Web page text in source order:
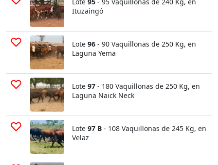
Ituzaingó
Lote 96 - 90 Vaquillonas de 250 Kg, en
Laguna Yema
Lote 97 - 180 Vaquillonas de 250 Kg, en
Laguna Naick Neck
Lote 97 B - 108 Vaquillonas de 245 Kg, en
Velaz